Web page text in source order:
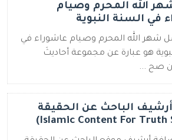
الله المحرم وصيام
في السنة النبوية
شهر الله المحرم وصيام عاشوراء في
هو عبارة عن مجموعة أحاديثَ
صح ...
الباحث عن الحقيقة